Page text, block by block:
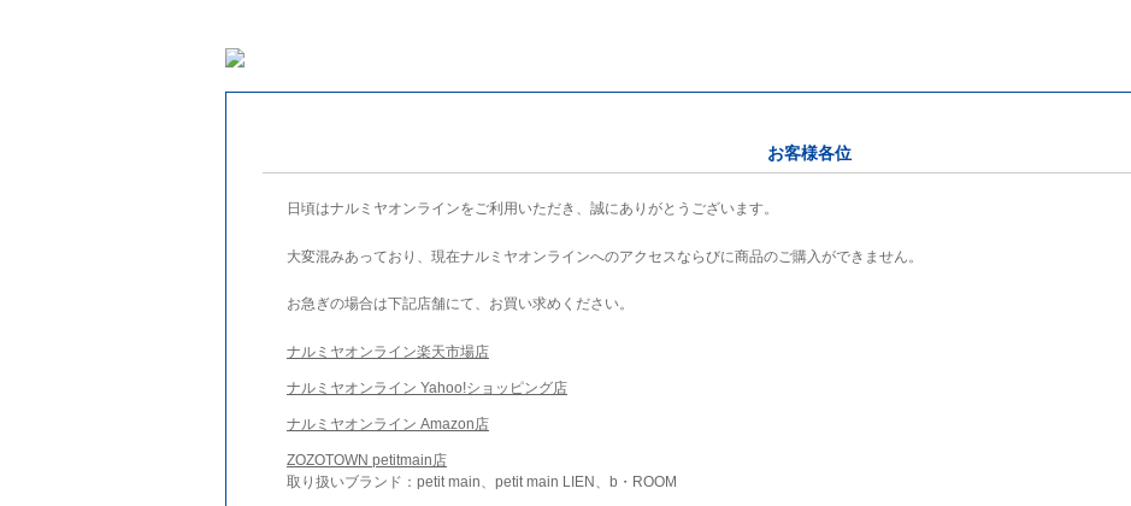
お客様各位
日頃はナルミヤオンラインをご利用いただき、誠にありがとうございます。
大変混みあっており、現在ナルミヤオンラインへのアクセスならびに商品のご購入ができません。
お急ぎの場合は下記店舗にて、お買い求めください。
ナルミヤオンライン楽天市場店
ナルミヤオンライン Yahoo!ショッピング店
ナルミヤオンライン Amazon店
ZOZOTOWN petitmain店
取り扱いブランド：petit main、petit main LIEN、b・ROOM